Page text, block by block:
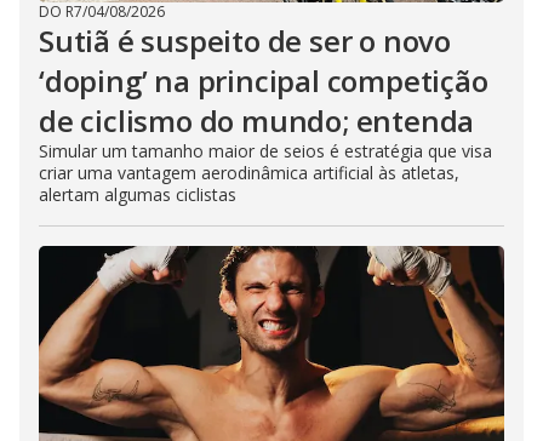
DO R7/04/08/2026
Sutiã é suspeito de ser o novo
‘doping’ na principal competição
de ciclismo do mundo; entenda
Simular um tamanho maior de seios é estratégia que visa
criar uma vantagem aerodinâmica artificial às atletas,
alertam algumas ciclistas